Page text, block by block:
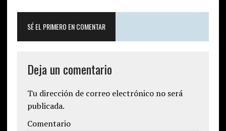
SÉ EL PRIMERO EN COMENTAR
Deja un comentario
Tu dirección de correo electrónico no será
publicada.
Comentario